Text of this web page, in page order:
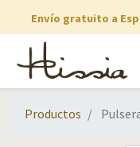
Envío gratuito a
Productos